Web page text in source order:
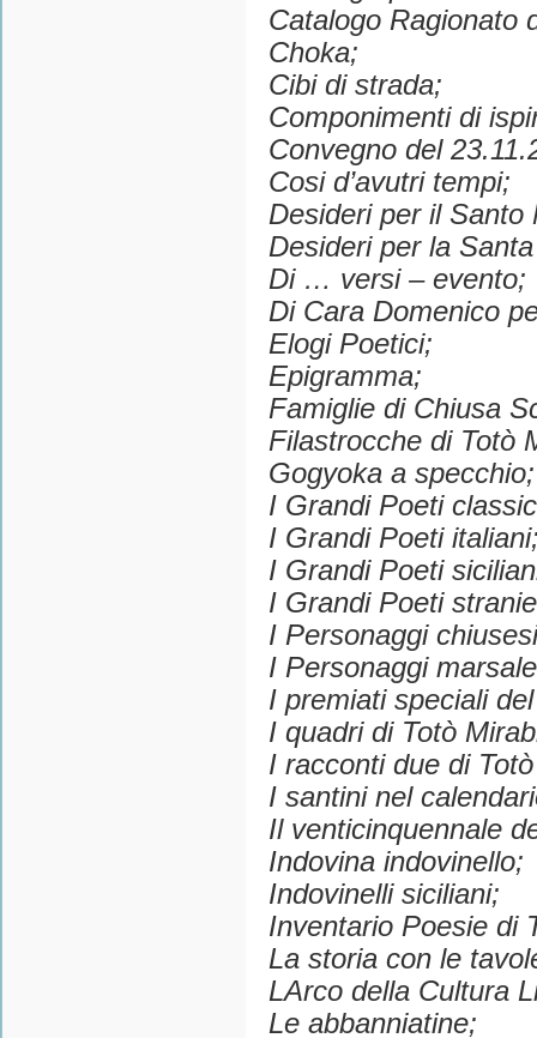
Catalogo Ragionato
Choka;
Cibi di strada;
Componimenti di
Convegno del
Cosi d’avutri tempi;
Desideri per il Santo
Desideri per la
Di … versi – evento;
Di Cara Domenico
Elogi Poetici;
Epigramma;
Famiglie di Chiusa
Filastrocche di Totò
Gogyoka a specchio;
I Grandi Poeti
I Grandi Poeti
I Grandi Poeti
I Grandi Poeti
I Personaggi
I Personaggi
I premiati speciali
I quadri di Totò
I racconti due di
I santini nel
Il venticinquennale
Indovina indovinello;
Indovinelli siciliani;
Inventario Poesie di
La storia con le
LArco della Cultura
Le abbanniatine;